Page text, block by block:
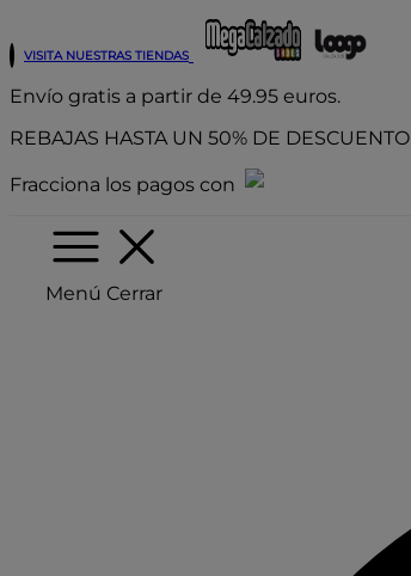
VISITA NUESTRAS TIENDAS
Envío gratis a partir de 49.95 euros.
REBAJAS HASTA UN 50% DE DESCUENTO
Fracciona los pagos con
Menú Cerrar